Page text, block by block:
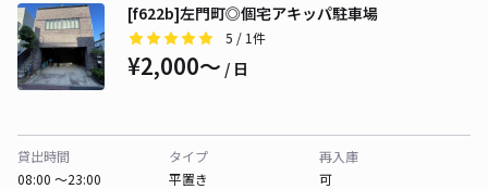
[f622b]左門町◎個宅アキッパ駐車場
5 / 1件
¥2,000〜 / 日
貸出時間
08:00 〜23:00
タイプ
平置き
再入庫
可